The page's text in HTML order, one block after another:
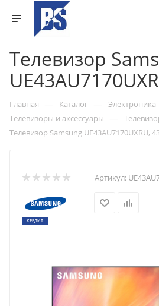
Телевизор
Главная — Каталог — Электроника
Телевизоры и аксессуары —
Телевизор Samsung UE43AU7170UXRU,
Артикул:
КРЕДИТ